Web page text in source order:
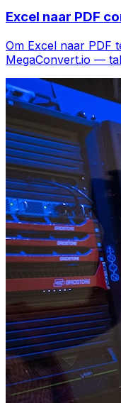
Excel naar PDF
Om Excel naar PDF
MegaConvert.io —